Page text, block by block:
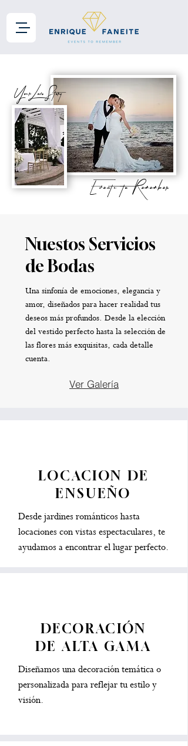
Your Love Story
Events to Remember
Nuestos Servicios
de Bodas
Una sinfonía de emociones, elegancia y
amor, diseñados para hacer realidad tus
deseos más profundos. Desde la elección
del vestido perfecto hasta la selección de
las flores más exquisitas, cada detalle
cuenta.
Ver Galería
LOCACION DE
ENSUEÑO
Desde jardines románticos hasta
locaciones con vistas espectaculares, te
ayudamos a encontrar el lugar perfecto.
DECORACIÓN
DE ALTA GAMA
Diseñamos una decoración temática o
personalizada para reflejar tu estilo y
visión.